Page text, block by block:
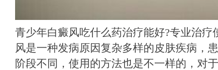
青少年白癜风吃什么药治疗能好?专业治疗
风是一种发病原因复杂多样的皮肤疾病，
阶段不同，使用的方法也是不一样的，对